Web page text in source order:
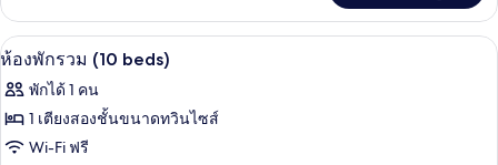
(6
beds)
เกี่ยว
กับ
ห้อง
รวม
(6
เปิด
ภาพถ่าย
ทั้งหมด
ของ
4
ห้องพักรวม (10 beds)
พักได้ 1 คน
1 เตียงสองชั้นขนาดทวินไซส์
Wi-Fi ฟรี